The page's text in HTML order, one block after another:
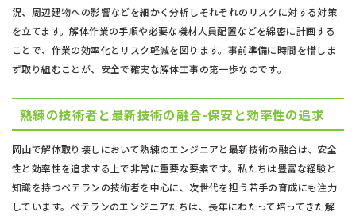
況、周辺建物への影響などを細かく分析しそれぞれのリスクに対する対策
を立てます。解体作業の手順や必要な機材人員配置などを綿密に計画する
ことで、作業の効率化とリスク軽減を図ります。事前準備に時間を惜しま
ず取り組むことが、安全で確実な解体工事の第一歩なのです。
熟練の技術者と最新技術の融合-保安と効率性の追求
岡山で解体取り壊しにおいて熟練のエンジニアと最新技術の融合は、安全
性と効率性を追求する上で非常に重要な要素です。私たちは豊富な経験と
知識を持つベテランの技術者を中心に、次世代を担う若手の育成にも注力
しています。ベテランのエンジニアたちは、長年にわたって培ってきた解